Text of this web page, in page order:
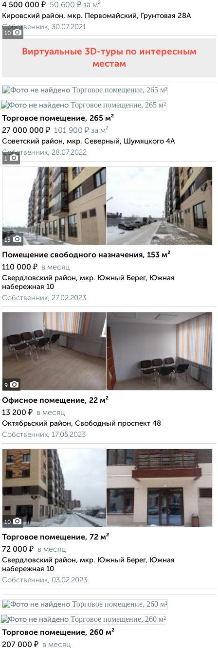
10
4 500 000 ₽ 50 600 ₽ за м²
Кировский район, мкр. Первомайский, Грунтовая 28А
Собственник, 30.07.2021
Виртуальные 3D-туры по интересным
местам
1
Торговое помещение, 265 м²
27 000 000 ₽ 101 900 ₽ за м²
Советский район, мкр. Северный, Шумяцкого 4А
Собственник, 28.07.2022
15
Помещение свободного назначения, 153 м²
110 000 ₽ в месяц
Свердловский район, мкр. Южный Берег, Южная
набережная 10
Собственник, 27.02.2023
9
Офисное помещение, 22 м²
13 200 ₽ в месяц
Октябрьский район, Свободный проспект 48
Собственник, 17.05.2023
10
Торговое помещение, 72 м²
72 000 ₽ в месяц
Свердловский район, мкр. Южный Берег, Южная
набережная 10
Собственник, 03.02.2023
Торговое помещение, 260 м²
207 000 ₽ в месяц